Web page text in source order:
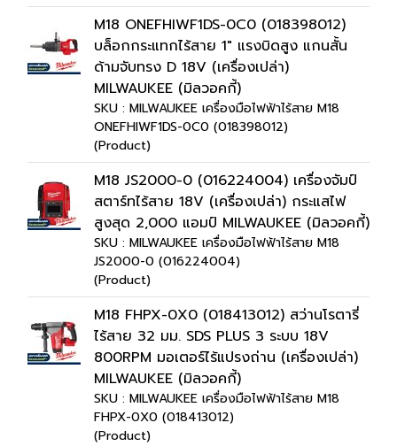
M18 ONEFHIWF1DS-0C0 (018398012)
บล็อกกระแทกไร้สาย 1" แรงบิดสูง แกนสั้น
ด้ามจับทรง D 18V (เครื่องเปล่า)
MILWAUKEE (มิลวอคกี้)
SKU : MILWAUKEE เครื่องมือไฟฟ้าไร้สาย M18
ONEFHIWF1DS-0C0 (018398012)
(Product)
M18 JS2000-0 (016224004) เครื่องจัมป์
สตาร์ทไร้สาย 18V (เครื่องเปล่า) กระแสไฟ
สูงสุด 2,000 แอมป์ MILWAUKEE (มิลวอคกี้)
SKU : MILWAUKEE เครื่องมือไฟฟ้าไร้สาย M18
JS2000-0 (016224004)
(Product)
M18 FHPX-0X0 (018413012) สว่านโรตารี่
ไร้สาย 32 มม. SDS PLUS 3 ระบบ 18V
800RPM มอเตอร์ไร้แปรงถ่าน (เครื่องเปล่า)
MILWAUKEE (มิลวอคกี้)
SKU : MILWAUKEE เครื่องมือไฟฟ้าไร้สาย M18
FHPX-0X0 (018413012)
(Product)